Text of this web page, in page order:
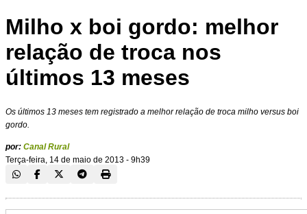
Milho x boi gordo: melhor
relação de troca nos
últimos 13 meses
Os últimos 13 meses tem registrado a melhor relação de troca milho versus boi
gordo.
por: Canal Rural
Terça-feira, 14 de maio de 2013 - 9h39